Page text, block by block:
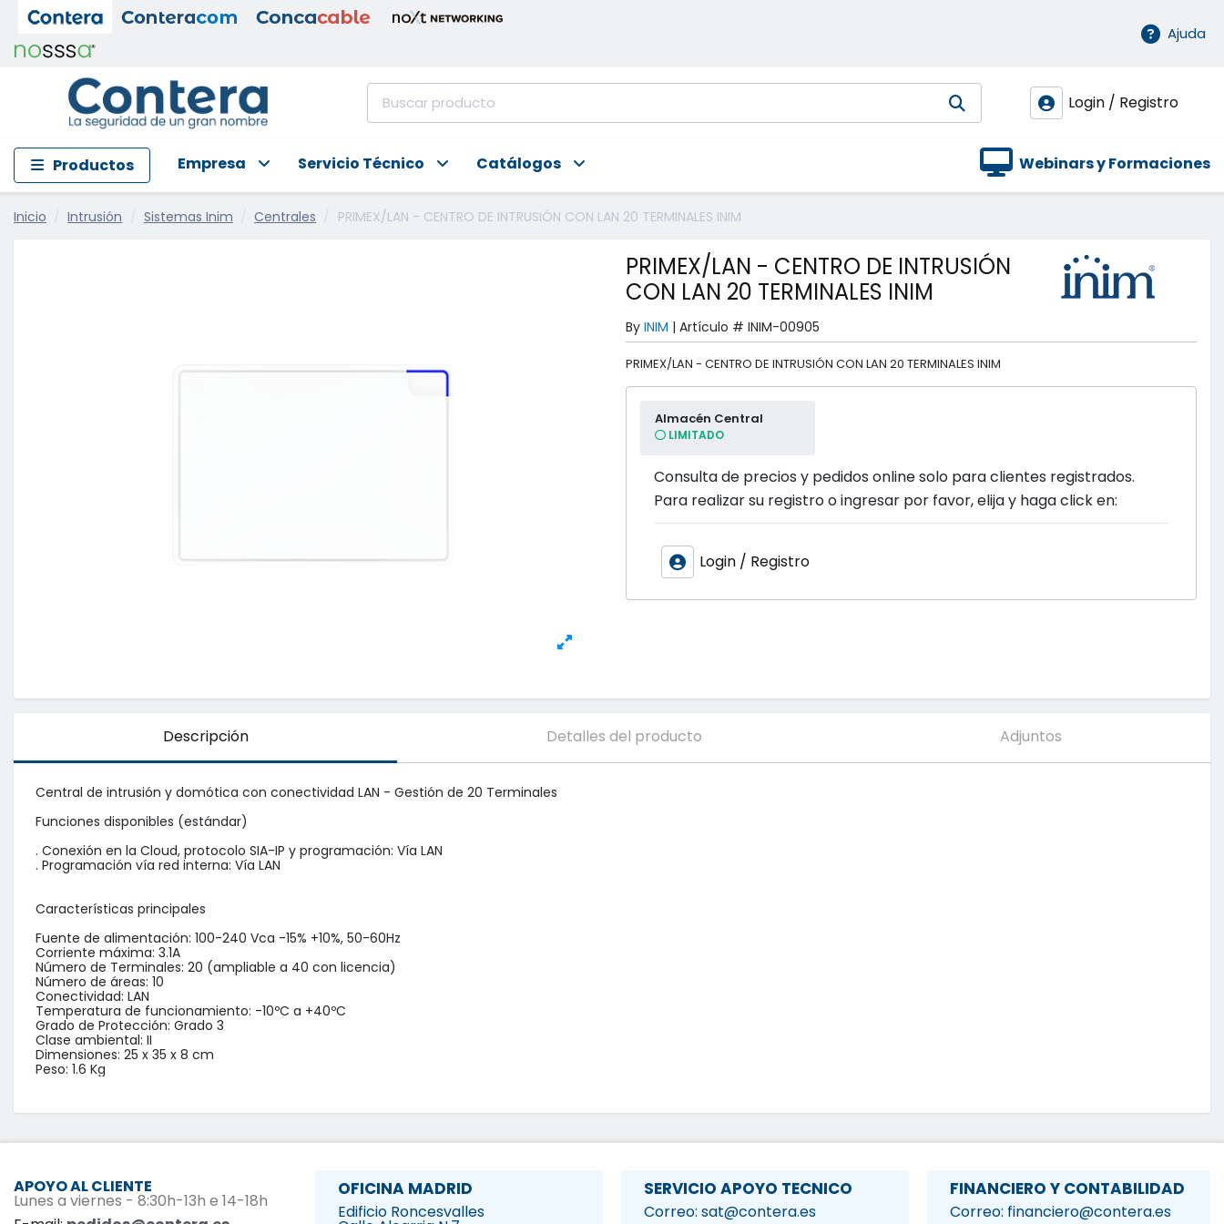
Ajuda
Login / Registro
Productos Empresa Servicio Técnico Catálogos Webinars y Formaciones
Inicio Intrusión Sistemas Inim Centrales PRIMEX/LAN - CENTRO DE INTRUSIÓN CON LAN 20 TERMINALES INIM
PRIMEX/LAN - CENTRO DE INTRUSIÓN
CON LAN 20 TERMINALES INIM
By INIM | Artículo # INIM-00905
PRIMEX/LAN - CENTRO DE INTRUSIÓN CON LAN 20 TERMINALES INIM
Almacén Central
LIMITADO
Consulta de precios y pedidos online solo para clientes registrados.
Para realizar su registro o ingresar por favor, elija y haga click en:
Login / Registro
Descripción Detalles del producto Adjuntos
Central de intrusión y domótica con conectividad LAN - Gestión de 20 Terminales
Funciones disponibles (estándar)
. Conexión en la Cloud, protocolo SIA-IP y programación: Vía LAN
. Programación vía red interna: Vía LAN
Características principales
Fuente de alimentación: 100-240 Vca -15% +10%, 50-60Hz
Corriente máxima: 3.1A
Número de Terminales: 20 (ampliable a 40 con licencia)
Número de áreas: 10
Conectividad: LAN
Temperatura de funcionamiento: -10ºC a +40ºC
Grado de Protección: Grado 3
Clase ambiental: II
Dimensiones: 25 x 35 x 8 cm
Peso: 1.6 Kg
APOYO AL CLIENTE
Lunes a viernes - 8:30h-13h e 14-18h
OFICINA MADRID
Edificio Roncesvalles
SERVICIO APOYO TECNICO
Correo: sat@contera.es
FINANCIERO Y CONTABILIDAD
Correo: financiero@contera.es